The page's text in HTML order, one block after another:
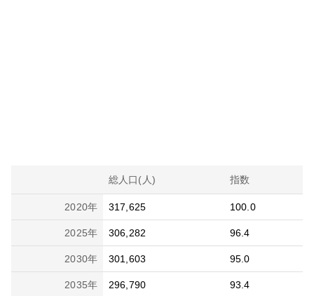
総人口(人) 指数
2020年 317,625 100.0
2025年 306,282 96.4
2030年 301,603 95.0
2035年 296,790 93.4